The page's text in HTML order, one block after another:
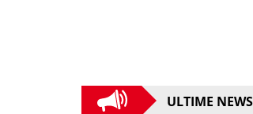
ULTIME NEWS